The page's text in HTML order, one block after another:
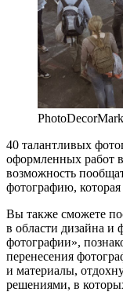
40 талантливых
оформленных работ
возможность
фотографию,
Вы также сможете
в области дизайна и
фотографии»,
перенесения
и материалы,
решениями, в